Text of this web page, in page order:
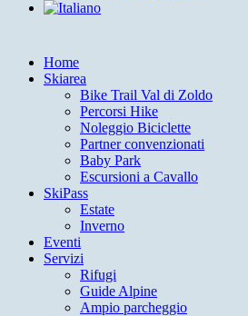
Home
Skiarea
Bike Trail Val di Zoldo
Percorsi Hike
Noleggio Biciclette
Partner convenzionati
Baby Park
Escursioni a Cavallo
SkiPass
Estate
Inverno
Eventi
Servizi
Rifugi
Guide Alpine
Ampio parcheggio